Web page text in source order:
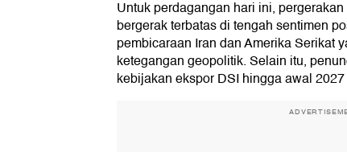
Untuk perdagangan hari ini,
bergerak terbatas di tengah sentimen
pembicaraan Iran dan Amerika Serikat
ketegangan geopolitik. Selain itu,
kebijakan ekspor DSI hingga awal